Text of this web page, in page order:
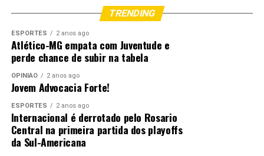
TRENDING
ESPORTES 2 anos ago
Atlético-MG empata com Juventude e
perde chance de subir na tabela
OPINIÃO 2 anos ago
Jovem Advocacia Forte!
ESPORTES 2 anos ago
Internacional é derrotado pelo Rosario
Central na primeira partida dos playoffs
da Sul-Americana